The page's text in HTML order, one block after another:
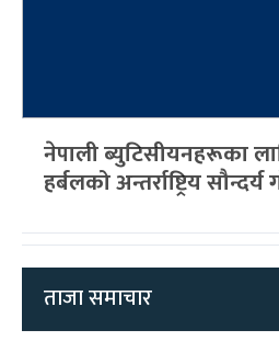
नेपाली ब्युटिसीयनहरूका
हर्बलको अन्तर्राष्ट्रिय सौन्दर्य
ताजा समाचार